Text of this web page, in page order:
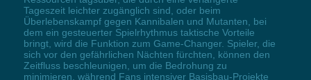
Tageszeit leichter zugänglich sind, oder beim
Überlebenskampf gegen Kannibalen und Mutanten, bei
dem ein gesteuerter Spielrhythmus taktische Vorteile
bringt, wird die Funktion zum Game-Changer. Spieler, die
sich vor den gefährlichen Nächten fürchten, können den
Zeitfluss beschleunigen, um die Bedrohung zu
minimieren, während Fans intensiver Basisbau-Projekte